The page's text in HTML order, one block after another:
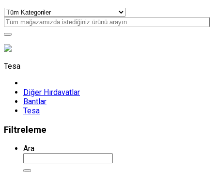
Tesa
Diğer Hırdavatlar
Bantlar
Tesa
Filtreleme
Ara